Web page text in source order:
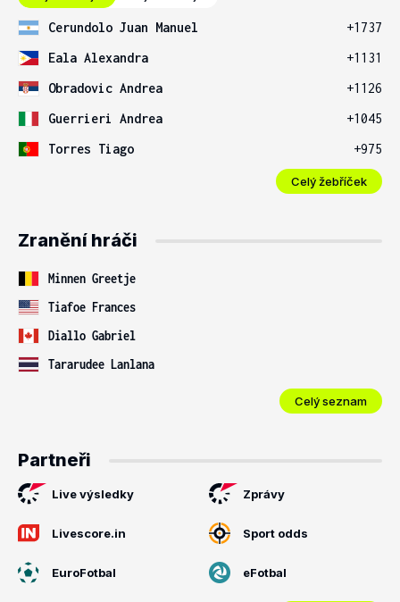
Cerundolo Juan Manuel
+1737
Eala Alexandra
+1131
Obradovic Andrea
+1126
Guerrieri Andrea
+1045
Torres Tiago
+975
Celý žebříček
Zranění hráči
Minnen Greetje
Tiafoe Frances
Diallo Gabriel
Tararudee Lanlana
Celý seznam
Partneři
Live výsledky Zprávy
Livescore.in Sport odds
EuroFotbal eFotbal